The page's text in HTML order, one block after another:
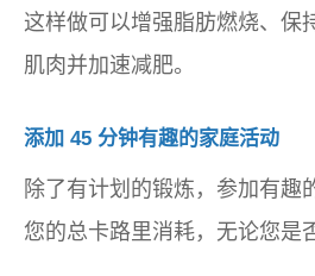
这样做可以增强脂肪燃烧、保
肌肉并加速减肥。
添加 45 分钟有趣的家庭活动
除了有计划的锻炼，参加有趣
您的总卡路里消耗，无论您是